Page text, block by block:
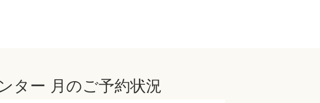
ター 月のご予約状況